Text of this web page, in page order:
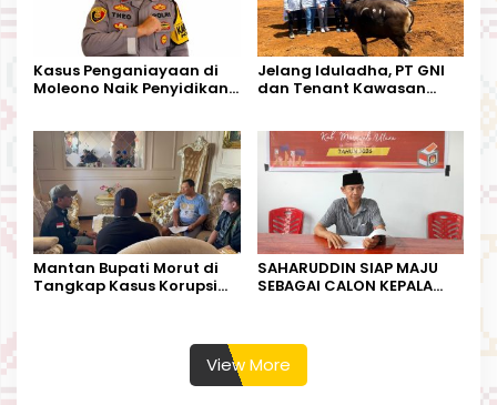
Kasus Penganiayaan di
Moleono Naik Penyidikan,
Jelang Iduladha, PT GNI
dan Tenant Kawasan
Mantan Bupati Morut di
Tangkap Kasus Korupsi
SAHARUDDIN SIAP MAJU
SEBAGAI CALON KEPALA
View More